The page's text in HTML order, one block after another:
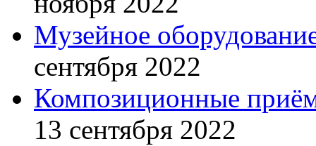
Музейное
сентября 2022
Композиционные
13 сентября 2022